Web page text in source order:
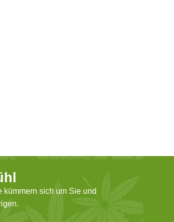
kümmern sich um Sie und